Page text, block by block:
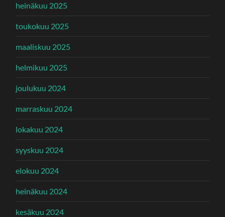
heinäkuu 2025
toukokuu 2025
maaliskuu 2025
helmikuu 2025
joulukuu 2024
marraskuu 2024
lokakuu 2024
syyskuu 2024
elokuu 2024
heinäkuu 2024
kesäkuu 2024